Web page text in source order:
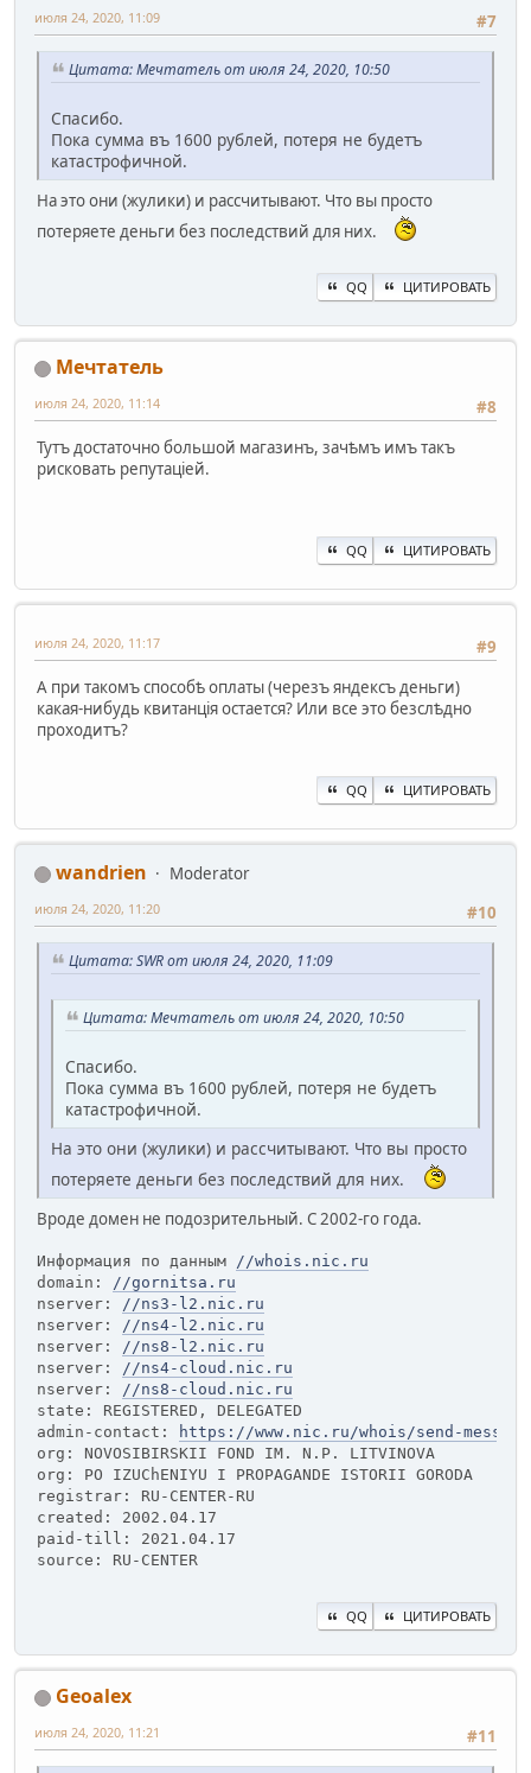
#7
июля 24, 2020, 11:09
Цитата: Мечтатель от июля 24, 2020, 10:50
Спасибо.
Пока сумма въ 1600 рублей, потеря не будетъ
катастрофичной.
На это они (жулики) и рассчитывают. Что вы просто
потеряете деньги без последствий для них.
QQ ЦИТИРОВАТЬ
Мечтатель
#8
июля 24, 2020, 11:14
Тутъ достаточно большой магазинъ, зачѣмъ имъ такъ
рисковать репутацiей.
QQ ЦИТИРОВАТЬ
#9
июля 24, 2020, 11:17
А при такомъ способѣ оплаты (черезъ яндексъ деньги)
какая-нибудь квитанцiя остается? Или все это безслѣдно
проходитъ?
QQ ЦИТИРОВАТЬ
wandrien
Moderator
#10
июля 24, 2020, 11:20
Цитата: SWR от июля 24, 2020, 11:09
Цитата: Мечтатель от июля 24, 2020, 10:50
Спасибо.
Пока сумма въ 1600 рублей, потеря не будетъ
катастрофичной.
На это они (жулики) и рассчитывают. Что вы просто
потеряете деньги без последствий для них.
Вроде домен не подозрительный. С 2002-го года.
Информация по данным
//whois.nic.ru
domain:
//gornitsa.ru
nserver:
//ns3-l2.nic.ru
nserver:
//ns4-l2.nic.ru
nserver:
//ns8-l2.nic.ru
nserver:
//ns4-cloud.nic.ru
nserver:
//ns8-cloud.nic.ru
state: REGISTERED, DELEGATED
admin-contact:
https://www.nic.ru/whois/send-
org: NOVOSIBIRSKII FOND IM. N.P. LITVINOVA
org: PO IZUChENIYU I PROPAGANDE ISTORII GORODA
registrar: RU-CENTER-RU
created: 2002.04.17
paid-till: 2021.04.17
source: RU-CENTER
QQ ЦИТИРОВАТЬ
Geoalex
#11
июля 24, 2020, 11:21